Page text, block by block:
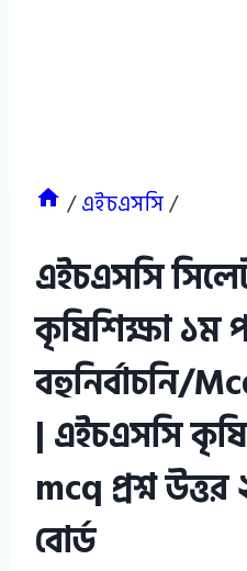
/এইচএসসি/
এইচএসসি
কৃষিশিক্ষা ১ম
বহুনির্বাচনি/
| এইচএসসি
mcq প্রশ্ন
বোর্ড